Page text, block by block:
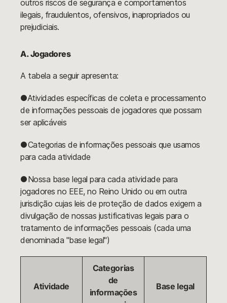
outros riscos de segurança e comportamentos
ilegais, fraudulentos, ofensivos, inapropriados ou
prejudiciais.
A. Jogadores
A tabela a seguir apresenta:
●Atividades específicas de coleta e processamento
de informações pessoais de jogadores que possam
ser aplicáveis
●Categorias de informações pessoais que usamos
para cada atividade
●Nossa base legal para cada atividade para
jogadores no EEE, no Reino Unido ou em outra
jurisdição cujas leis de proteção de dados exigem a
divulgação de nossas justificativas legais para o
tratamento de informações pessoais (cada uma
denominada "base legal")
Atividade
Categorias
de
informações
Base legal